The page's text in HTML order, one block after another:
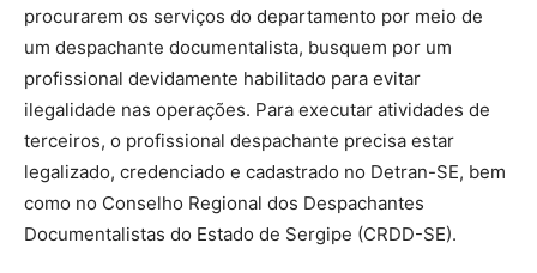
procurarem os serviços do departamento por meio de
um despachante documentalista, busquem por um
profissional devidamente habilitado para evitar
ilegalidade nas operações. Para executar atividades de
terceiros, o profissional despachante precisa estar
legalizado, credenciado e cadastrado no Detran-SE, bem
como no Conselho Regional dos Despachantes
Documentalistas do Estado de Sergipe (CRDD-SE).